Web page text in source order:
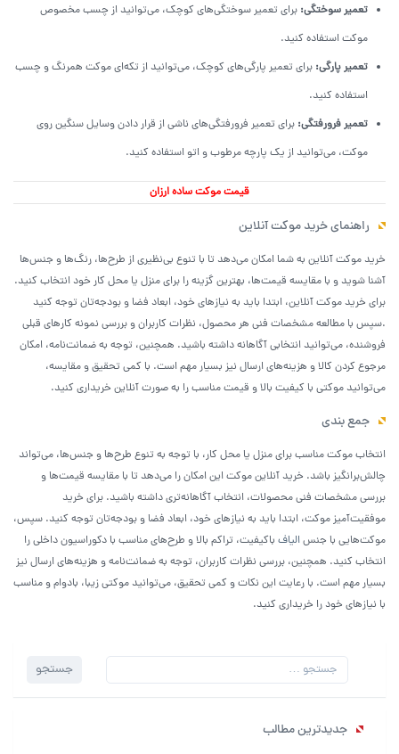
تعمیر سوختگی: برای تعمیر سوختگی‌های کوچک، می‌توانید از چسب مخصوص
موکت استفاده کنید.
تعمیر پارگی: برای تعمیر پارگی‌های کوچک، می‌توانید از تکه‌ای موکت همرنگ و چسب
استفاده کنید.
تعمیر فرورفتگی: برای تعمیر فرورفتگی‌های ناشی از قرار دادن وسایل سنگین روی
موکت، می‌توانید از یک پارچه مرطوب و اتو استفاده کنید.
قیمت موکت ساده ارزان
راهنمای خرید موکت آنلاین
خرید موکت آنلاین به شما امکان می‌دهد تا با تنوع بی‌نظیری از طرح‌ها، رنگ‌ها و جنس‌ها
آشنا شوید و با مقایسه قیمت‌ها، بهترین گزینه را برای منزل یا محل کار خود انتخاب کنید.
برای خرید موکت آنلاین، ابتدا باید به نیازهای خود، ابعاد فضا و بودجه‌تان توجه کنید
.سپس با مطالعه مشخصات فنی هر محصول، نظرات کاربران و بررسی نمونه کارهای قبلی
فروشنده، می‌توانید انتخابی آگاهانه داشته باشید. همچنین، توجه به ضمانت‌نامه، امکان
مرجوع کردن کالا و هزینه‌های ارسال نیز بسیار مهم است. با کمی تحقیق و مقایسه،
می‌توانید موکتی با کیفیت بالا و قیمت مناسب را به صورت آنلاین خریداری کنید.
جمع بندی
انتخاب موکت مناسب برای منزل یا محل کار، با توجه به تنوع طرح‌ها و جنس‌ها، می‌تواند
چالش‌برانگیز باشد. خرید آنلاین موکت این امکان را می‌دهد تا با مقایسه قیمت‌ها و
بررسی مشخصات فنی محصولات، انتخاب آگاهانه‌تری داشته باشید. برای خرید
موفقیت‌آمیز موکت، ابتدا باید به نیازهای خود، ابعاد فضا و بودجه‌تان توجه کنید. سپس،
موکت‌هایی با جنسالیاف باکیفیت، تراکم بالا و طرح‌های مناسب با دکوراسیون داخلی را
انتخاب کنید. همچنین، بررسی نظرات کاربران، توجه به ضمانت‌نامه و هزینه‌های ارسال نیز
بسیار مهم است. با رعایت این نکات و کمی تحقیق، می‌توانید موکتی زیبا، بادوام و مناسب
با نیازهای خود را خریداری کنید.
جستجو
جستجو
جدیدترین مطالب